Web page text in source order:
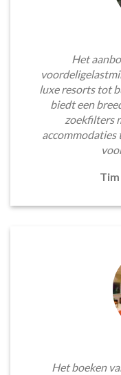
Het
luxe resorts tot
biedt een
zoekfilters
accommodaties
Het boeken